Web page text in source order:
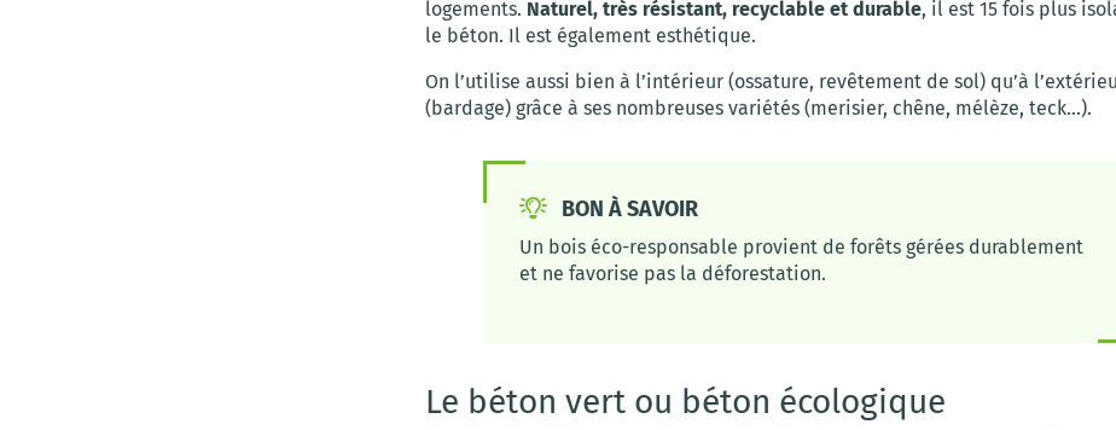
logements. Naturel, très résistant, recyclable et durable, il est 15 fois plus
le béton. Il est également esthétique.
On l’utilise aussi bien à l’intérieur (ossature, revêtement de sol) qu’à
(bardage) grâce à ses nombreuses variétés (merisier, chêne, mélèze, teck…).
BON À SAVOIR
Un bois éco-responsable provient de forêts gérées durablement
et ne favorise pas la déforestation.
Le béton vert ou béton écologique